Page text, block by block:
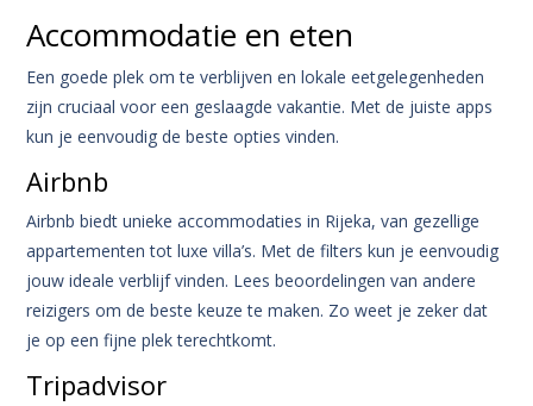
Accommodatie en eten
Een goede plek om te verblijven en lokale eetgelegenheden
zijn cruciaal voor een geslaagde vakantie. Met de juiste apps
kun je eenvoudig de beste opties vinden.
Airbnb
Airbnb biedt unieke accommodaties in Rijeka, van gezellige
appartementen tot luxe villa’s. Met de filters kun je eenvoudig
jouw ideale verblijf vinden. Lees beoordelingen van andere
reizigers om de beste keuze te maken. Zo weet je zeker dat
je op een fijne plek terechtkomt.
Tripadvisor